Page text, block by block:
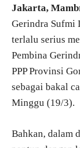
Jakarta,
Gerindra Sufmi
terlalu serius
Pembina
PPP Provinsi
sebagai bakal
Minggu (19/3).
Bahkan, dalam